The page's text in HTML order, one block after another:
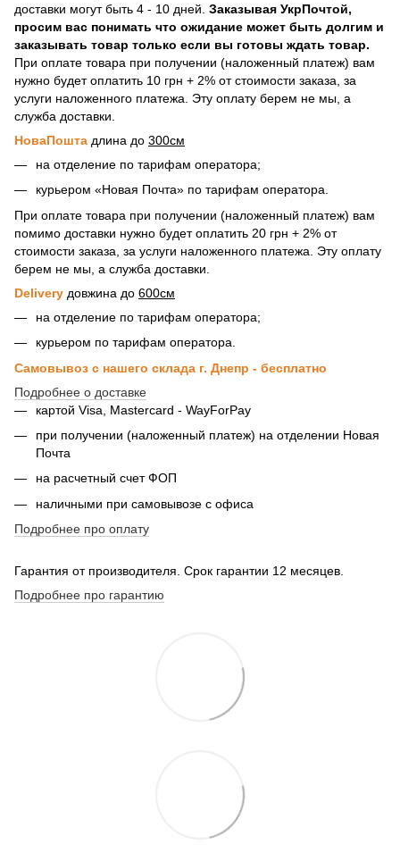
доставки могут быть 4 - 10 дней. Заказывая УкрПочтой,
просим вас понимать что ожидание может быть долгим и
заказывать товар только если вы готовы ждать товар.
При оплате товара при получении (наложенный платеж) вам
нужно будет оплатить 10 грн + 2% от стоимости заказа, за
услуги наложенного платежа. Эту оплату берем не мы, а
служба доставки.
НоваПошта длина до 300см
на отделение по тарифам оператора;
курьером «Новая Почта» по тарифам оператора.
При оплате товара при получении (наложенный платеж) вам
помимо доставки нужно будет оплатить 20 грн + 2% от
стоимости заказа, за услуги наложенного платежа. Эту оплату
берем не мы, а служба доставки.
Delivery довжина до 600см
на отделение по тарифам оператора;
курьером по тарифам оператора.
Самовывоз с нашего склада г. Днепр - бесплатно
Подробнее о доставке
картой Visa, Mastercard - WayForPay
при получении (наложенный платеж) на отделении Новая
Почта
на расчетный счет ФОП
наличными при самовывозе с офиса
Подробнее про оплату
Гарантия от производителя. Срок гарантии 12 месяцев.
Подробнее про гарантию